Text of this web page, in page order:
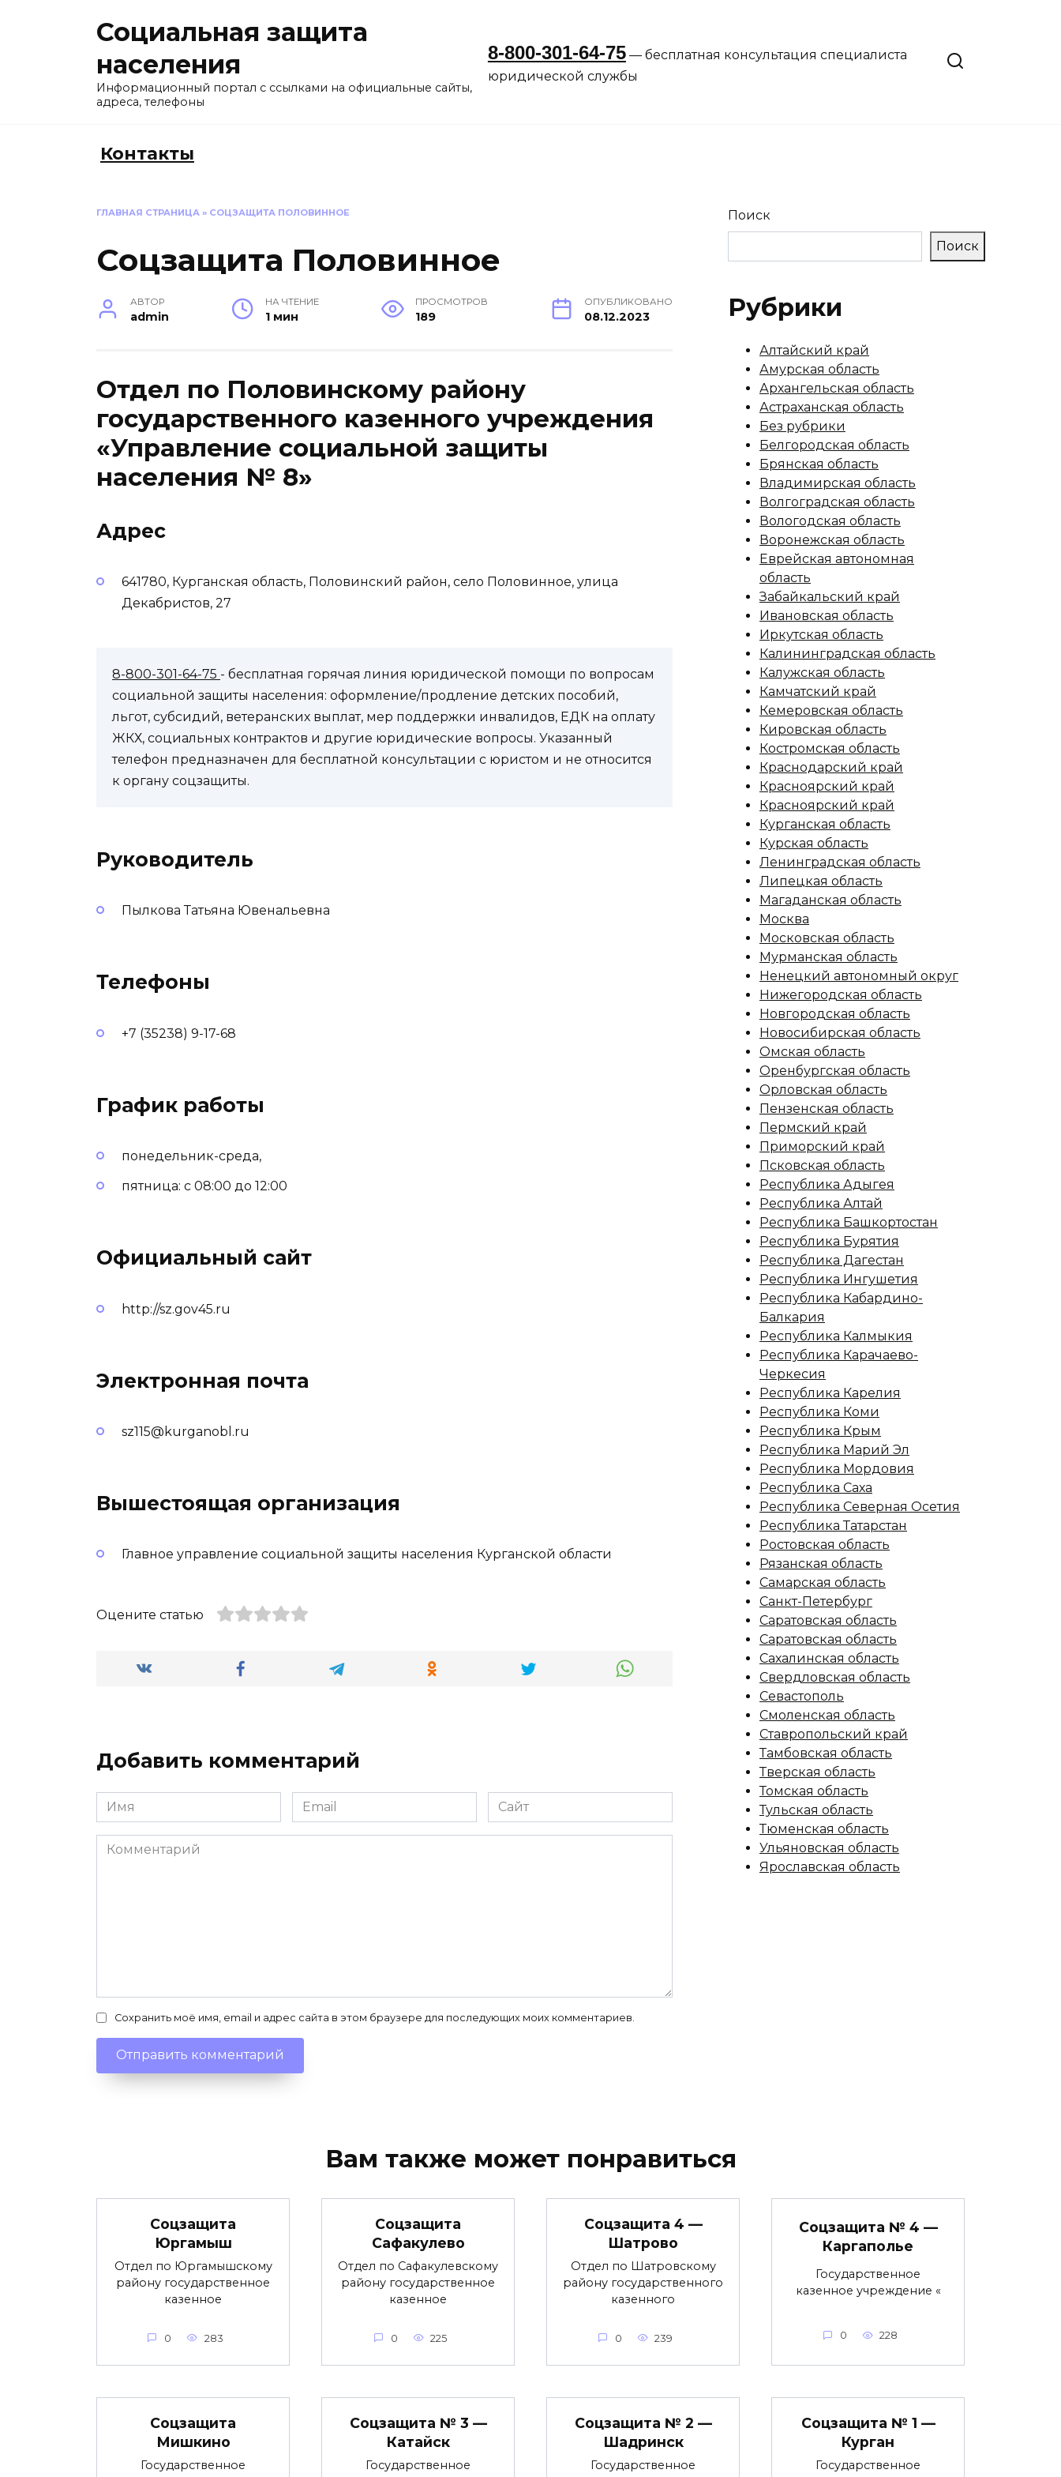
Социальная защита
населения
Информационный портал с ссылками на официальные сайты,
адреса, телефоны
8-800-301-64-75— бесплатная консультация специалиста
юридической службы
Контакты
ГЛАВНАЯ СТРАНИЦА » СОЦЗАЩИТА ПОЛОВИННОЕ
Соцзащита Половинное
АВТОР
admin
НА ЧТЕНИЕ
1 мин
ПРОСМОТРОВ
189
ОПУБЛИКОВАНО
08.12.2023
Отдел по Половинскому району
государственного казенного учреждения
«Управление социальной защиты
населения № 8»
Адрес
641780, Курганская область, Половинский район, село Половинное, улица
Декабристов, 27
8-800-301-64-75 - бесплатная горячая линия юридической помощи по вопросам
социальной защиты населения: оформление/продление детских пособий,
льгот, субсидий, ветеранских выплат, мер поддержки инвалидов, ЕДК на оплату
ЖКХ, социальных контрактов и другие юридические вопросы. Указанный
телефон предназначен для бесплатной консультации с юристом и не относится
к органу соцзащиты.
Руководитель
Пылкова Татьяна Ювенальевна
Телефоны
+7 (35238) 9-17-68
График работы
понедельник-среда,
пятница: с 08:00 до 12:00
Официальный сайт
http://sz.gov45.ru
Электронная почта
sz115@kurganobl.ru
Вышестоящая организация
Главное управление социальной защиты населения Курганской области
Оцените статью
Добавить комментарий
Имя
*
Email
*
Сайт
Комментарий
Сохранить моё имя, email и адрес сайта в этом браузере для последующих моих комментариев.
Поиск
Поиск
Рубрики
Алтайский край
Амурская область
Архангельская область
Астраханская область
Без рубрики
Белгородская область
Брянская область
Владимирская область
Волгоградская область
Вологодская область
Воронежская область
Еврейская автономная
область
Забайкальский край
Ивановская область
Иркутская область
Калининградская область
Калужская область
Камчатский край
Кемеровская область
Кировская область
Костромская область
Краснодарский край
Красноярский край
Красноярский край
Курганская область
Курская область
Ленинградская область
Липецкая область
Магаданская область
Москва
Московская область
Мурманская область
Ненецкий автономный округ
Нижегородская область
Новгородская область
Новосибирская область
Омская область
Оренбургская область
Орловская область
Пензенская область
Пермский край
Приморский край
Псковская область
Республика Адыгея
Республика Алтай
Республика Башкортостан
Республика Бурятия
Республика Дагестан
Республика Ингушетия
Республика Кабардино-
Балкария
Республика Калмыкия
Республика Карачаево-
Черкесия
Республика Карелия
Республика Коми
Республика Крым
Республика Марий Эл
Республика Мордовия
Республика Саха
Республика Северная Осетия
Республика Татарстан
Ростовская область
Рязанская область
Самарская область
Санкт-Петербург
Саратовская область
Саратовская область
Сахалинская область
Свердловская область
Севастополь
Смоленская область
Ставропольский край
Тамбовская область
Тверская область
Томская область
Тульская область
Тюменская область
Ульяновская область
Ярославская область
Вам также может понравиться
Соцзащита
Юргамыш
Отдел по Юргамышскому
району государственное
казенное
0 283
Соцзащита
Сафакулево
Отдел по Сафакулевскому
району государственное
казенное
0 225
Соцзащита 4 —
Шатрово
Отдел по Шатровскому
району государственного
казенного
0 239
Соцзащита № 4 —
Каргаполье
Государственное
казенное учреждение «
0 228
Соцзащита
Мишкино
Государственное
Соцзащита № 3 —
Катайск
Государственное
Соцзащита № 2 —
Шадринск
Государственное
Соцзащита № 1 —
Курган
Государственное